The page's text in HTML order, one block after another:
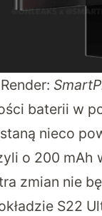
baterii w
nieco
o 200
zmian nie
S22